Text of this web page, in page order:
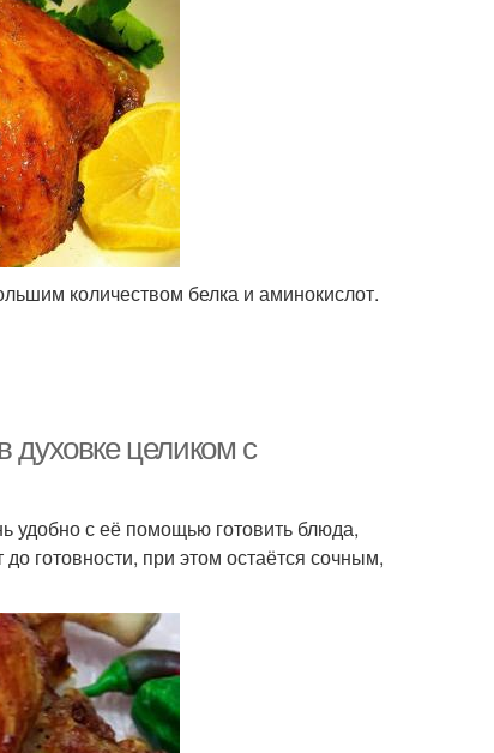
количеством белка и аминокислот.
духовке целиком с
удобно с её помощью готовить блюда,
готовности, при этом остаётся сочным,